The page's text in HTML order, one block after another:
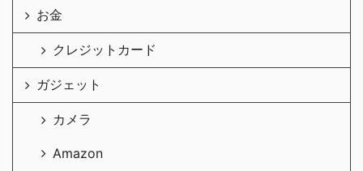
お金
クレジットカード
ガジェット
カメラ
Amazon